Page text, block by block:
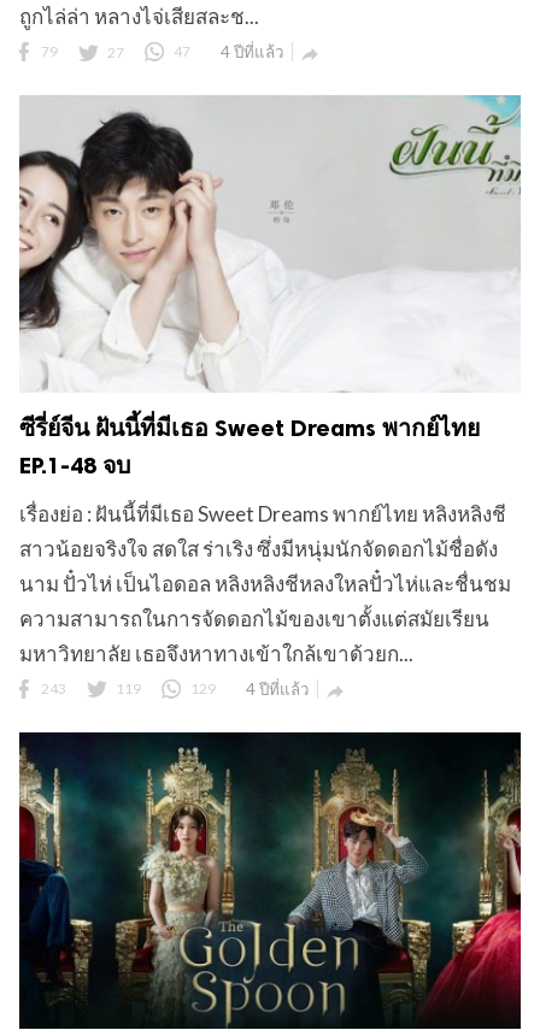
ถูกไล่ล่า หลางไจ่เสียสละช...
79 27 47 4 ปีที่แล้ว 
ซีรี่ย์จีน ฝันนี้ที่มีเธอ Sweet Dreams พากย์ไทย
EP.1-48 จบ
เรื่องย่อ : ฝันนี้ที่มีเธอ Sweet Dreams พากย์ไทย หลิงหลิงชี
สาวน้อยจริงใจ สดใส ร่าเริง ซึ่งมีหนุ่มนักจัดดอกไม้ชื่อดัง
นาม ปั๋วไห่ เป็นไอดอล หลิงหลิงชีหลงใหลปั๋วไห่และชื่นชม
ความสามารถในการจัดดอกไม้ของเขาตั้งแต่สมัยเรียน
มหาวิทยาลัย เธอจึงหาทางเข้าใกล้เขาด้วยก...
243 119 129 4 ปีที่แล้ว 